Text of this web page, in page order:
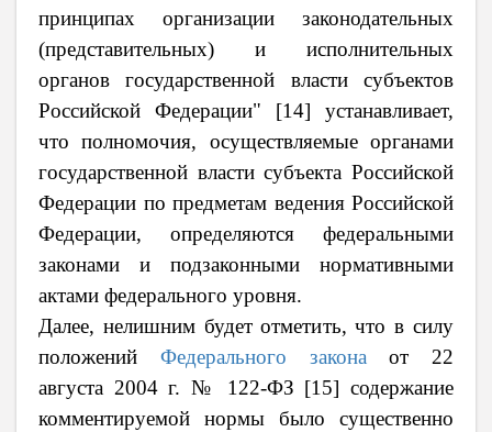
принципах организации законодательных
(представительных) и исполнительных
органов государственной власти субъектов
Российской Федерации"
[14] устанавливает,
что полномочия, осуществляемые органами
государственной власти субъекта Российской
Федерации по предметам ведения Российской
Федерации, определяются федеральными
законами и подзаконными нормативными
актами федерального уровня.
Далее, нелишним будет отметить, что в силу
положений Федерального закона от 22
августа 2004 г. № 122-ФЗ [15] содержание
комментируемой нормы было существенно